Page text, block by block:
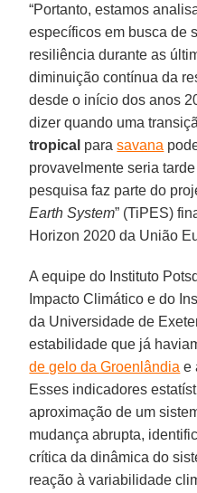
“Portanto, estamos
específicos em busca de
resiliência durante as
diminuição contínua da
desde o início dos anos
dizer quando uma
tropical parasavana
provavelmente seria
pesquisa faz parte do
Earth System” (TiPES)
Horizon 2020 da União
A equipe do Instituto
Impacto Climático e do
da Universidade de
estabilidade que já
de gelo da Groenlândia e
Esses indicadores
aproximação de um
mudança abrupta,
crítica da dinâmica do
reação à variabilidade